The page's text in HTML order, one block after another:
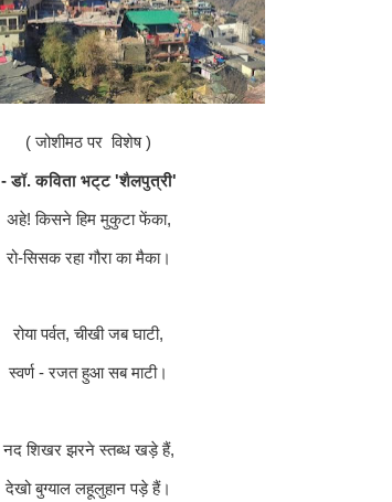
( जोशीमठ परविशेष )
- डॉ. कविता भट्ट'शैलपुत्री'
अहे! किसने हिम मुकुटा फेंका,
रो-सिसक रहा गौरा का मैका।
रोया पर्वत,चीखी जब घाटी,
स्वर्ण - रजत हुआ सब माटी।
नद शिखर झरने स्तब्ध खड़े हैं,
देखो बुग्याल लहूलुहान पड़े हैं।